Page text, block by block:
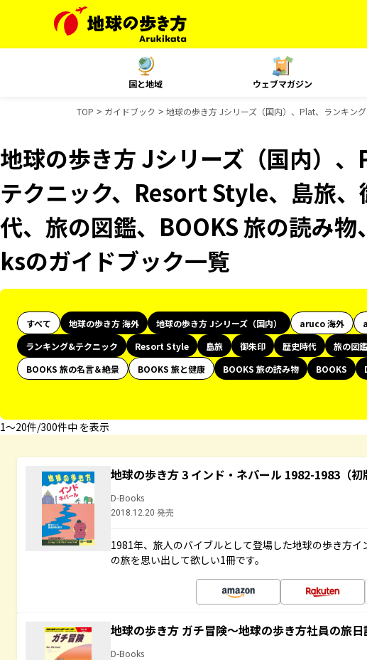
国と地域 ウェブマガジン
TOP ガイドブック 地球の歩き方 Jシリーズ（国内）、Plat、ランキン
地球の歩き方 Jシリーズ（国内）
テクニック、Resort Style、島旅、
代、旅の図鑑、BOOKS 旅の読み
ksのガイドブック一覧
すべて 地球の歩き方 海外 地球の歩き方 Jシリーズ（国内） aruco 海外
ランキング&テクニック
Resort Style 島旅 御朱印 歴史時代 旅の図鑑
BOOKS 旅の名言＆絶景
BOOKS 旅と健康 BOOKS 旅の読み物 BOOKS
1〜20件/300件中 を表示
地球の歩き方 3 インド・ネパール 1982-1983（初
D-Books
2018.12.20 発売
1981年、旅人のバイブルとして登場した地球の歩き方
の旅を思い出して欲しい1冊です。
地球の歩き方 ガチ冒険～地球の歩き方社員の旅日
D-Books